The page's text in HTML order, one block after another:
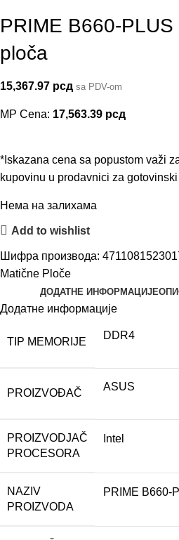
PRIME B660-
ploča
15,367.97 рсд sa PDV-om
MP Cena: 17,563.39 рсд
*Iskazana cena sa popustom važi
kupovinu u prodavnici za
Нема на залихама
Add to wishlist
Шифра производа:
Matične Ploče
ДОДАТНЕ ИНФОРМАЦИЈЕ
Додатне информације
TIP MEMORIJE
DDR4
PROIZVOĐAČ
ASUS
PROIZVODJAČ
PROCESORA
Intel
NAZIV
PROIZVODA
PRIME B660-